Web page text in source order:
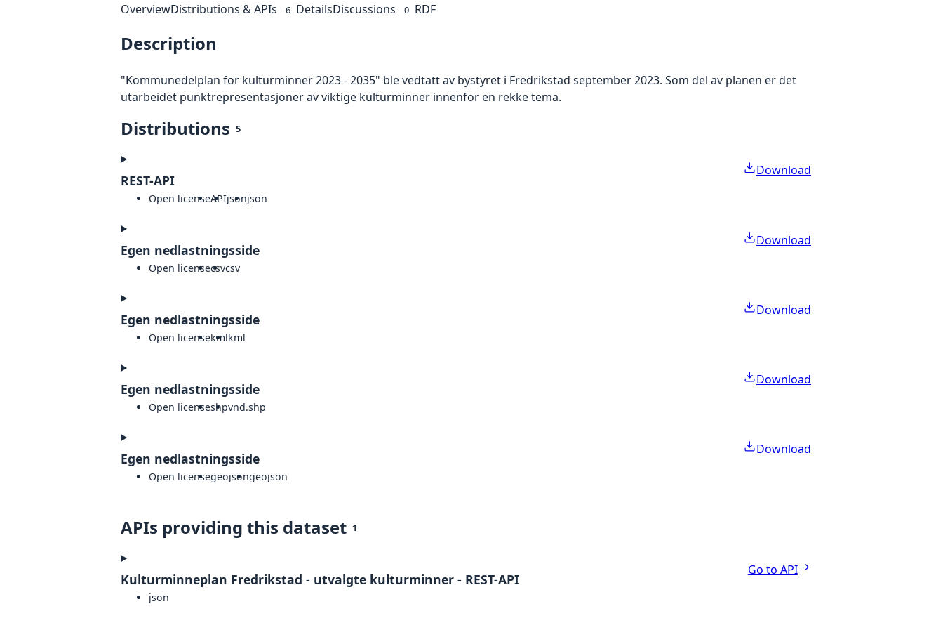
OverviewDistributions & APIs 6 DetailsDiscussions 0 RDF
Description
"Kommunedelplan for kulturminner 2023 - 2035" ble vedtatt av bystyret i Fredrikstad september 2023. Som del av planen er det
utarbeidet punktrepresentasjoner av viktige kulturminner innenfor en rekke tema.
Distributions 5
REST-API
Open licenseAPIjsonjson
Download
Egen nedlastningsside
Open licensecsvcsv
Download
Egen nedlastningsside
Open licensekmlkml
Download
Egen nedlastningsside
Open licenseshpvnd.shp
Download
Egen nedlastningsside
Open licensegeojsongeojson
Download
APIs providing this dataset 1
Kulturminneplan Fredrikstad - utvalgte kulturminner - REST-API
json
Go to API